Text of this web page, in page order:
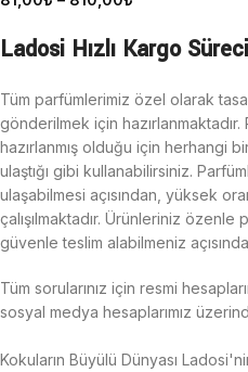
Ladosi Hızlı Kargo Süreci
Tüm parfümlerimiz özel olarak
gönderilmek için
hazırlanmış olduğu için herhangi
ulaştığı gibi kullanabilirsiniz.
ulaşabilmesi açısından, yüksek
çalışılmaktadır. Ürünleriniz özenle
güvenle teslim alabilmeniz
Tüm sorularınız için resmi
sosyal medya hesaplarımız
Kokuların Büyülü Dünyası